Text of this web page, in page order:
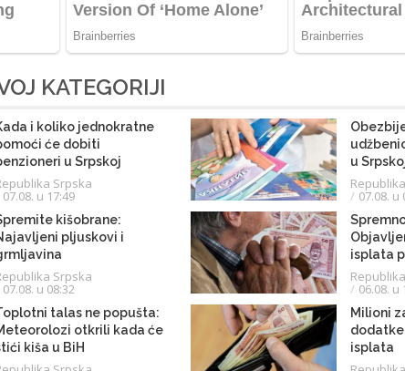
KATEGORIJI
i koliko jednokratne
će dobiti
u Srpskoj
Srpska
07.08. u 17:49
u
07.08. u
kišobrane:
pljuskovi i
Srpska
07.08. u 08:32
isplata
06.08. u
talas ne popušta:
otkrili kada će
kiša u BiH
Milioni
dodatke
isplata